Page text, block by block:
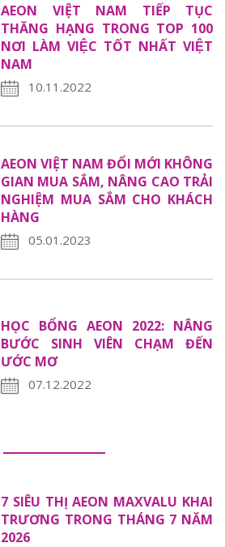
AEON VIỆT NAM TIẾP TỤC
THĂNG HẠNG TRONG TOP 100
NƠI LÀM VIỆC TỐT NHẤT VIỆT
NAM
10.11.2022
AEON VIỆT NAM ĐỔI MỚI KHÔNG
GIAN MUA SẮM, NÂNG CAO TRẢI
NGHIỆM MUA SẮM CHO KHÁCH
HÀNG
05.01.2023
HỌC BỔNG AEON 2022: NÂNG
BƯỚC SINH VIÊN CHẠM ĐẾN
ƯỚC MƠ
07.12.2022
7 SIÊU THỊ AEON MAXVALU KHAI
TRƯƠNG TRONG THÁNG 7 NĂM
2026